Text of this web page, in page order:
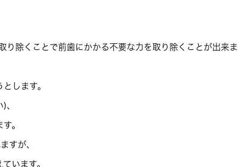
り除くことで前歯にかかる不要な力を取り除くことが出来ま
します。
、
。
すが、
います。